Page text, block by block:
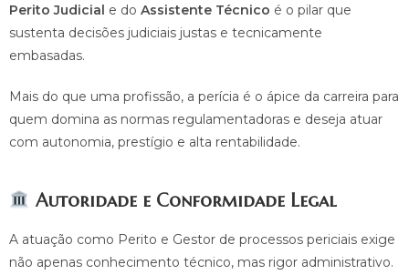
Perito Judicial e do Assistente Técnico é o pilar que
sustenta decisões judiciais justas e tecnicamente
embasadas.
Mais do que uma profissão, a perícia é o ápice da carreira para
quem domina as normas regulamentadoras e deseja atuar
com autonomia, prestígio e alta rentabilidade.
Autoridade e Conformidade Legal
A atuação como Perito e Gestor de processos periciais exige
não apenas conhecimento técnico, mas rigor administrativo.